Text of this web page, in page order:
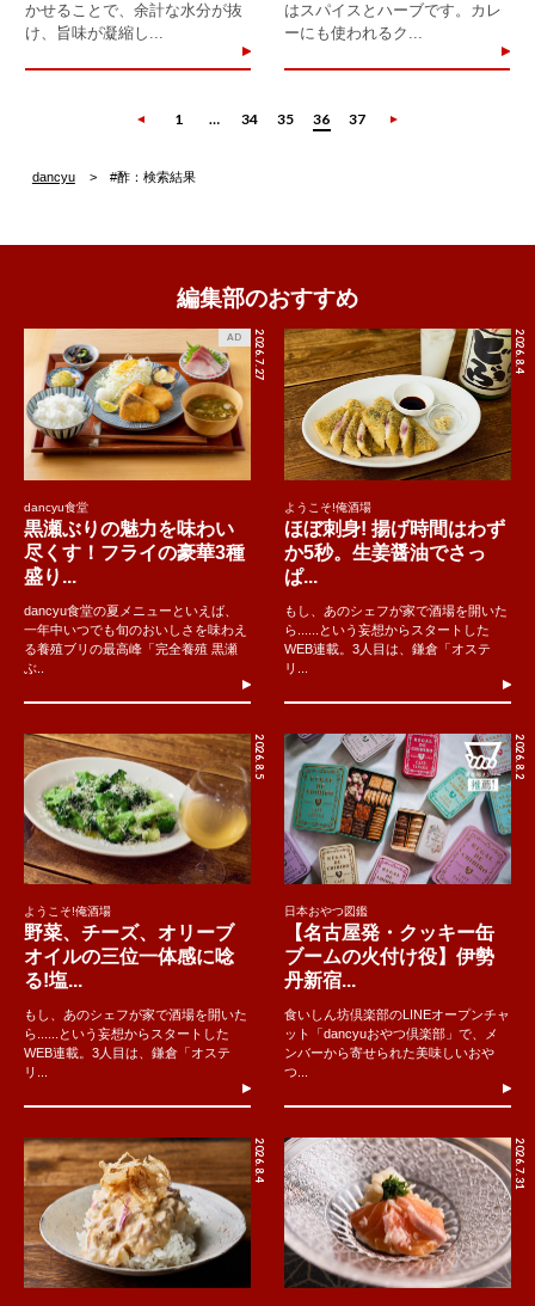
かせることで、余計な水分が抜
け、旨味が凝縮し...
はスパイスとハーブです。カレ
ーにも使われるク...
1 … 34 35 36 37
dancyu #酢：検索結果
編集部のおすすめ
2026.7.27
AD
dancyu食堂
黒瀬ぶりの魅力を味わい
尽くす！フライの豪華3種
盛り...
dancyu食堂の夏メニューといえば、
一年中いつでも旬のおいしさを味わえ
る養殖ブリの最高峰「完全養殖 黒瀬
ぶ..
2026.8.4
ようこそ!俺酒場
ほぼ刺身! 揚げ時間はわず
か5秒。生姜醤油でさっ
ぱ...
もし、あのシェフが家で酒場を開いた
ら......という妄想からスタートした
WEB連載。3人目は、鎌倉「オステ
リ...
2026.8.5
ようこそ!俺酒場
野菜、チーズ、オリーブ
オイルの三位一体感に唸
る!塩...
もし、あのシェフが家で酒場を開いた
ら......という妄想からスタートした
WEB連載。3人目は、鎌倉「オステ
リ...
2026.8.2
日本おやつ図鑑
【名古屋発・クッキー缶
ブームの火付け役】伊勢
丹新宿...
食いしん坊倶楽部のLINEオープンチャ
ット「dancyuおやつ倶楽部」で、メ
ンバーから寄せられた美味しいおや
つ...
2026.8.4 2026.7.31